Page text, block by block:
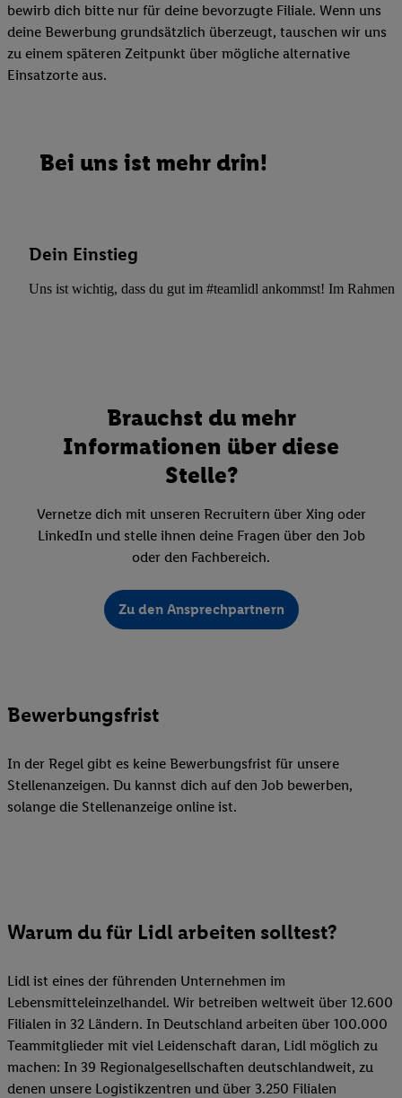
bewirb dich bitte nur für deine bevorzugte Filiale. Wenn uns
deine Bewerbung grundsätzlich überzeugt, tauschen wir uns
zu einem späteren Zeitpunkt über mögliche alternative
Einsatzorte aus.
Bei uns ist mehr drin!
Dein Einstieg
Uns ist wichtig, dass du gut im #teamlidl ankommst! Im Rahmen
Brauchst du mehr
Informationen über diese
Stelle?
Vernetze dich mit unseren Recruitern über Xing oder
LinkedIn und stelle ihnen deine Fragen über den Job
oder den Fachbereich.
Zu den Ansprechpartnern
Bewerbungsfrist
In der Regel gibt es keine Bewerbungsfrist für unsere
Stellenanzeigen. Du kannst dich auf den Job bewerben,
solange die Stellenanzeige online ist.
Warum du für Lidl arbeiten solltest?
Lidl ist eines der führenden Unternehmen im
Lebensmitteleinzelhandel. Wir betreiben weltweit über 12.600
Filialen in 32 Ländern. In Deutschland arbeiten über 100.000
Teammitglieder mit viel Leidenschaft daran, Lidl möglich zu
machen: In 39 Regionalgesellschaften deutschlandweit, zu
denen unsere Logistikzentren und über 3.250 Filialen